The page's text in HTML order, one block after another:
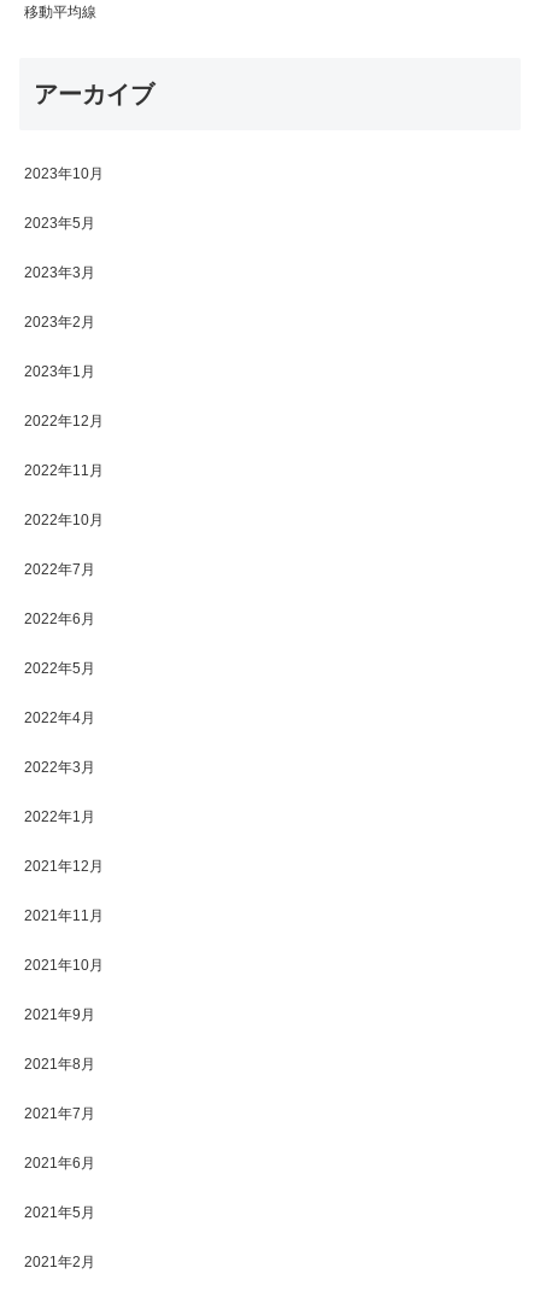
移動平均線
アーカイブ
2023年10月
2023年5月
2023年3月
2023年2月
2023年1月
2022年12月
2022年11月
2022年10月
2022年7月
2022年6月
2022年5月
2022年4月
2022年3月
2022年1月
2021年12月
2021年11月
2021年10月
2021年9月
2021年8月
2021年7月
2021年6月
2021年5月
2021年2月